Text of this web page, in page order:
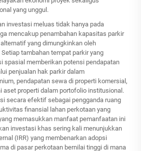
yang unggul.
investasi meluas tidak hanya pada
mencakup penambahan kapasitas parkir
yang dimungkinkan oleh
tambahan tempat parkir yang
spasial memberikan potensi pendapatan
penjualan hak parkir dalam
pendapatan sewa di properti komersial,
aset properti dalam portofolio institusional.
secara efektif sebagai pengganda ruang
finansial lahan perkotaan yang
memasukkan manfaat pemanfaatan ini
investasi khas sering kali menunjukkan
(IRR) yang membenarkan adopsi
di pasar perkotaan bernilai tinggi di mana